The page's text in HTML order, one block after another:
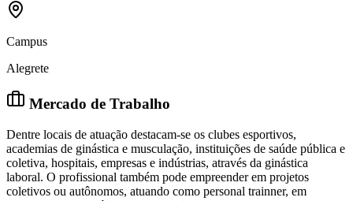
Campus
Alegrete
Mercado de Trabalho
Dentre locais de atuação destacam-se os clubes esportivos,
academias de ginástica e musculação, instituições de saúde pública e
coletiva, hospitais, empresas e indústrias, através da ginástica
laboral. O profissional também pode empreender em projetos
coletivos ou autônomos, atuando como personal trainner, em